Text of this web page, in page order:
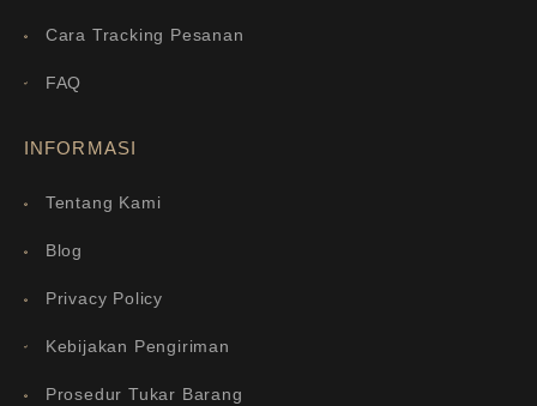
Cara Tracking Pesanan
FAQ
INFORMASI
Tentang Kami
Blog
Privacy Policy
Kebijakan Pengiriman
Prosedur Tukar Barang